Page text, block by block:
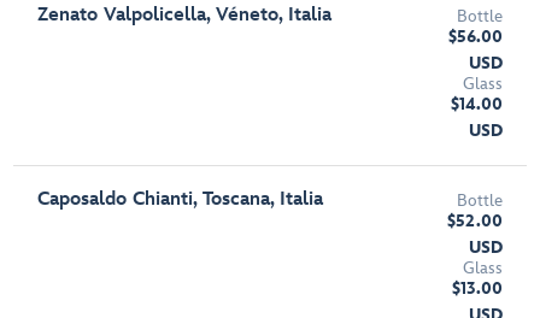
Zenato Valpolicella, Véneto, Italia
Bottle
$56.00
USD
Glass
$14.00
USD
Caposaldo Chianti, Toscana, Italia
Bottle
$52.00
USD
Glass
$13.00